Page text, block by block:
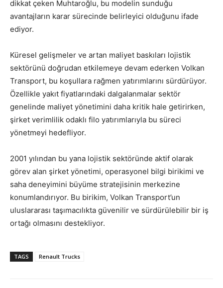
dikkat çeken Muhtaroğlu, bu modelin sunduğu
avantajların karar sürecinde belirleyici olduğunu ifade
ediyor.
Küresel gelişmeler ve artan maliyet baskıları lojistik
sektörünü doğrudan etkilemeye devam ederken Volkan
Transport, bu koşullara rağmen yatırımlarını sürdürüyor.
Özellikle yakıt fiyatlarındaki dalgalanmalar sektör
genelinde maliyet yönetimini daha kritik hale getirirken,
şirket verimlilik odaklı filo yatırımlarıyla bu süreci
yönetmeyi hedefliyor.
2001 yılından bu yana lojistik sektöründe aktif olarak
görev alan şirket yönetimi, operasyonel bilgi birikimi ve
saha deneyimini büyüme stratejisinin merkezine
konumlandırıyor. Bu birikim, Volkan Transport’un
uluslararası taşımacılıkta güvenilir ve sürdürülebilir bir iş
ortağı olmasını destekliyor.
TAGS Renault Trucks